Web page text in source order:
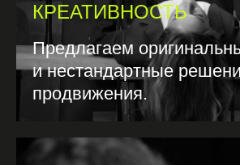
КРЕАТИВНОСТЬ
Предлагаем
и нестандартные
продвижения.